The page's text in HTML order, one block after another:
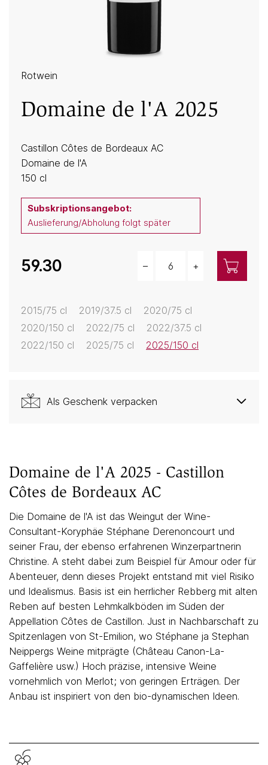
Rotwein
Domaine de l'A 2025
Castillon Côtes de Bordeaux AC
Domaine de l'A
150 cl
Subskriptionsangebot:
Auslieferung/Abholung folgt später
59.30 – +
2015/75 cl 2019/37.5 cl
2020/75 cl
2020/150 cl
2022/75 cl
2022/37.5 cl
2022/150 cl
2025/75 cl 2025/150 cl
Als Geschenk verpacken
Domaine de l'A 2025 - Castillon
Côtes de Bordeaux AC
Die Domaine de l'A ist das Weingut der Wine-
Consultant-Koryphäe Stéphane Derenoncourt und
seiner Frau, der ebenso erfahrenen Winzerpartnerin
Christine. A steht dabei zum Beispiel für Amour oder für
Abenteuer, denn dieses Projekt entstand mit viel Risiko
und Idealismus. Basis ist ein herrlicher Rebberg mit alten
Reben auf besten Lehmkalkböden im Süden der
Appellation Côtes de Castillon. Just in Nachbarschaft zu
Spitzenlagen von St-Emilion, wo Stéphane ja Stephan
Neippergs Weine mitprägte (Château Canon-La-
Gaffelière usw.) Hoch präzise, intensive Weine
vornehmlich von Merlot; von geringen Erträgen. Der
Anbau ist inspiriert von den bio-dynamischen Ideen.